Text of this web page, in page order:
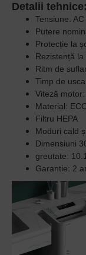
Detalii tehnice:
Tensiune:
Putere
Protecție la
Rezistență
Ritm de
Timp de
Viteză
Material:
Filtru HEPA
Moduri cald
Dimensiuni
greutate:
Garantie: 2